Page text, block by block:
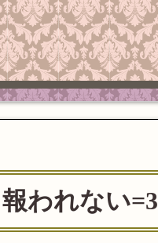
報われない=3